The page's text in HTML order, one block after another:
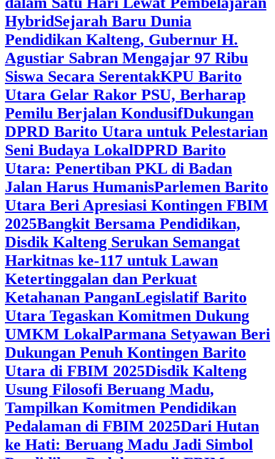
HybridSejarah Baru Dunia
Pendidikan Kalteng, Gubernur H.
Agustiar Sabran Mengajar 97 Ribu
Siswa Secara SerentakKPU Barito
Utara Gelar Rakor PSU, Berharap
Pemilu Berjalan KondusifDukungan
DPRD Barito Utara untuk Pelestarian
Seni Budaya LokalDPRD Barito
Utara: Penertiban PKL di Badan
Jalan Harus HumanisParlemen Barito
Utara Beri Apresiasi Kontingen FBIM
2025‎Bangkit Bersama Pendidikan,
Disdik Kalteng Serukan Semangat
Harkitnas ke-117 untuk Lawan
Ketertinggalan dan Perkuat
Ketahanan PanganLegislatif Barito
Utara Tegaskan Komitmen Dukung
UMKM LokalParmana Setyawan Beri
Dukungan Penuh Kontingen Barito
Utara di FBIM 2025Disdik Kalteng
Usung Filosofi Beruang Madu,
Tampilkan Komitmen Pendidikan
Pedalaman di FBIM 2025‎Dari Hutan
ke Hati: Beruang Madu Jadi Simbol